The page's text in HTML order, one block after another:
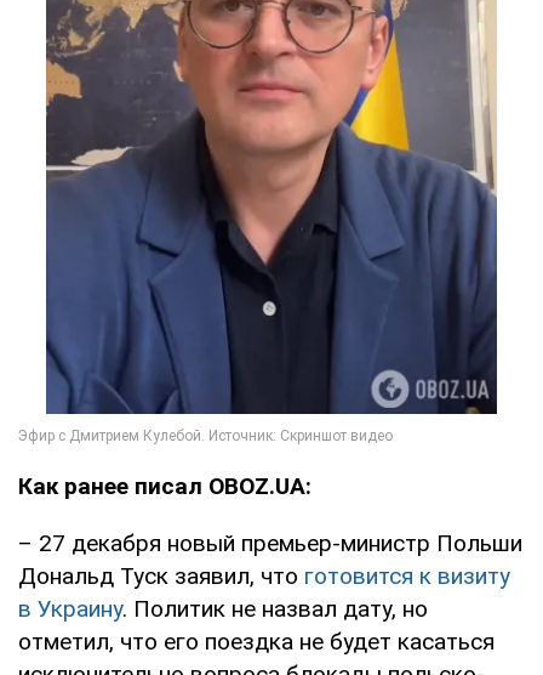
Как ранее писал OBOZ.UA:
– 27 декабря новый премьер-министр Польши
Дональд Туск заявил, что готовится к визиту
в Украину. Политик не назвал дату, но
отметил, что его поездка не будет касаться